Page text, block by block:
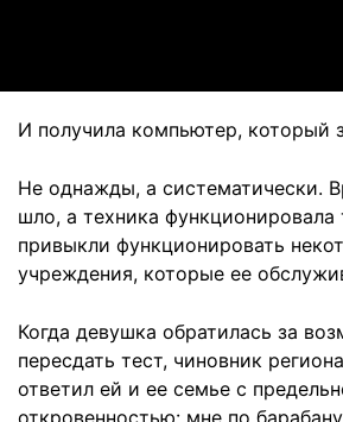
И получила компьютер, который
Не однажды, а систематически.
шло, а техника функционировала
привыкли функционировать
учреждения, которые ее
Когда девушка обратилась за
пересдать тест, чиновник
ответил ей и ее семье с
откровенностью: мне по